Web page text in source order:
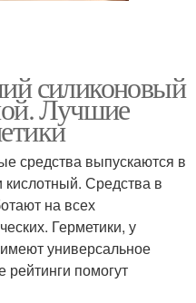
силиконовый
Лучшие
средства выпускаются в
кислотный. Средства в
на всех
Герметики, у
универсальное
помогут